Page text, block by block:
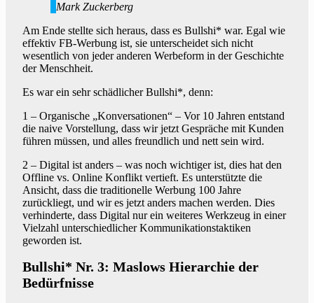
Mark Zuckerberg
Am Ende stellte sich heraus, dass es Bullshi* war. Egal wie
effektiv FB-Werbung ist, sie unterscheidet sich nicht
wesentlich von jeder anderen Werbeform in der Geschichte
der Menschheit.
Es war ein sehr schädlicher Bullshi*, denn:
1 – Organische „Konversationen“ – Vor 10 Jahren entstand
die naive Vorstellung, dass wir jetzt Gespräche mit Kunden
führen müssen, und alles freundlich und nett sein wird.
2 – Digital ist anders – was noch wichtiger ist, dies hat den
Offline vs. Online Konflikt vertieft. Es unterstützte die
Ansicht, dass die traditionelle Werbung 100 Jahre
zurückliegt, und wir es jetzt anders machen werden. Dies
verhinderte, dass Digital nur ein weiteres Werkzeug in einer
Vielzahl unterschiedlicher Kommunikationstaktiken
geworden ist.
Bullshi* Nr. 3: Maslows Hierarchie der
Bedürfnisse